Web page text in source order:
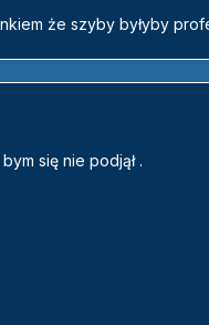
że szyby byłyby
się nie podjął .